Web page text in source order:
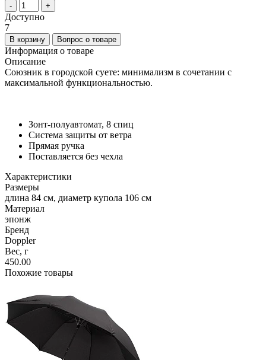
- +
Доступно
7
В корзину Вопрос о товаре
Информация о товаре
Описание
Союзник в городской суете: минимализм в сочетании с
максимальной функциональностью.
Зонт-полуавтомат, 8 спиц
Система защиты от ветра
Прямая ручка
Поставляется без чехла
Характеристики
Размеры
длина 84 см, диаметр купола 106 см
Материал
эпонж
Бренд
Doppler
Вес, г
450.00
Похожие товары